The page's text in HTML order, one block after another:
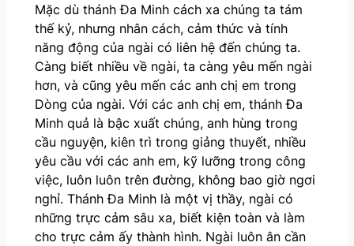
Mặc dù thánh Đa Minh cách xa chúng ta tám
thế kỷ, nhưng nhân cách, cảm thức và tính
năng động của ngài có liên hệ đến chúng ta.
Càng biết nhiều về ngài, ta càng yêu mến ngài
hơn, và cũng yêu mến các anh chị em trong
Dòng của ngài. Với các anh chị em, thánh Đa
Minh quả là bậc xuất chúng, anh hùng trong
cầu nguyện, kiên trì trong giảng thuyết, nhiều
yêu cầu với các anh em, kỹ lưỡng trong công
việc, luôn luôn trên đường, không bao giờ ngơi
nghỉ. Thánh Đa Minh là một vị thầy, ngài có
những trực cảm sâu xa, biết kiện toàn và làm
cho trực cảm ấy thành hình. Ngài luôn ân cần